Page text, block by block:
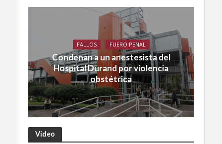
FALLOS FUERO PENAL
Condenan a un anestesista del
Hospital Durand por violencia
obstétrica
Video